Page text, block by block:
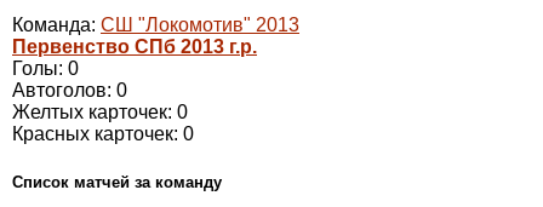
Команда: СШ "Локомотив" 2013
Первенство СПб 2013 г.р.
Голы: 0
Автоголов: 0
Желтых карточек: 0
Красных карточек: 0
Cписок матчей за команду